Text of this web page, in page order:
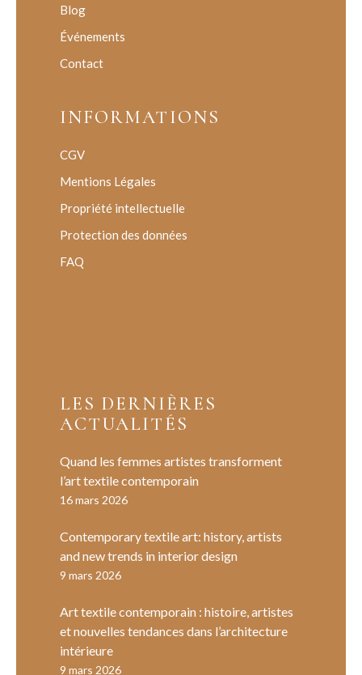
Blog
Événements
Contact
INFORMATIONS
CGV
Mentions Légales
Propriété intellectuelle
Protection des données
FAQ
LES DERNIÈRES
ACTUALITÉS
Quand les femmes artistes transforment
l’art textile contemporain
16 mars 2026
Contemporary textile art: history, artists
and new trends in interior design
9 mars 2026
Art textile contemporain : histoire, artistes
et nouvelles tendances dans l’architecture
intérieure
9 mars 2026